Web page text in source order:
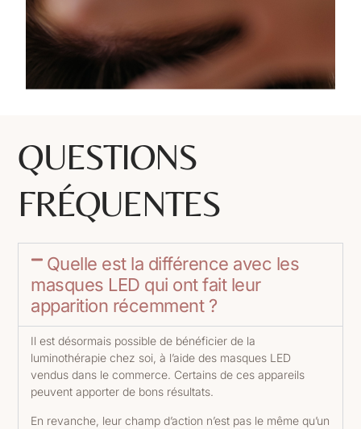
QUESTIONS
FRÉQUENTES
Quelle est la différence avec les
masques LED qui ont fait leur
apparition récemment ?
Il est désormais possible de bénéficier de la
luminothérapie chez soi, à l’aide des masques LED
vendus dans le commerce. Certains de ces appareils
peuvent apporter de bons résultats.
En revanche, leur champ d’action n’est pas le même qu’un